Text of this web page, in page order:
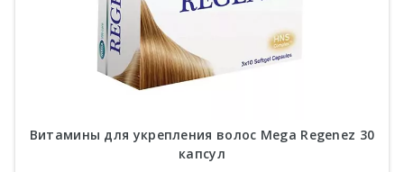
Витамины для укрепления волос Mega Regenez 30
капсул